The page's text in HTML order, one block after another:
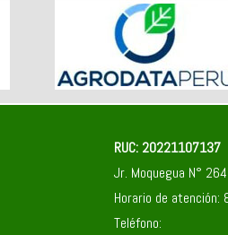
RUC: 20221107137
Jr. Moquegua N°
Horario de atención:
Teléfono: